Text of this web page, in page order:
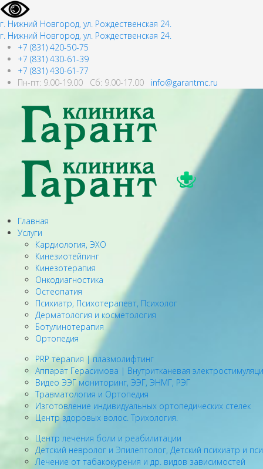
г. Нижний Новгород, ул. Рождественская 24.
г. Нижний Новгород, ул. Рождественская 24.
+7 (831) 420-50-75
+7 (831) 430-61-39
+7 (831) 430-61-77
Пн-пт: 9.00-19.00 Сб: 9.00-17.00 info@garantmc.ru
Главная
Услуги
Кардиология, ЭХО
Кинезиотейпинг
Кинезотерапия
Онкодиагностика
Остеопатия
Психиатр, Психотерапевт, Психолог
Дерматология и косметология
Ботулинотерапия
Ортопедия
PRP терапия | плазмолифтинг
Аппарат Герасимова | Внутритканевая
Видео ЭЭГ мониторинг, ЭЭГ, ЭНМГ, РЭГ
Травматология и Ортопедия
Изготовление индивидуальных ортопедических стелек
Центр здоровых волос. Трихология.
Центр лечения боли и реабилитации
Детский невролог и Эпилептолог, Детский психиатр и
Лечение от табакокурения и др. видов зависимостей